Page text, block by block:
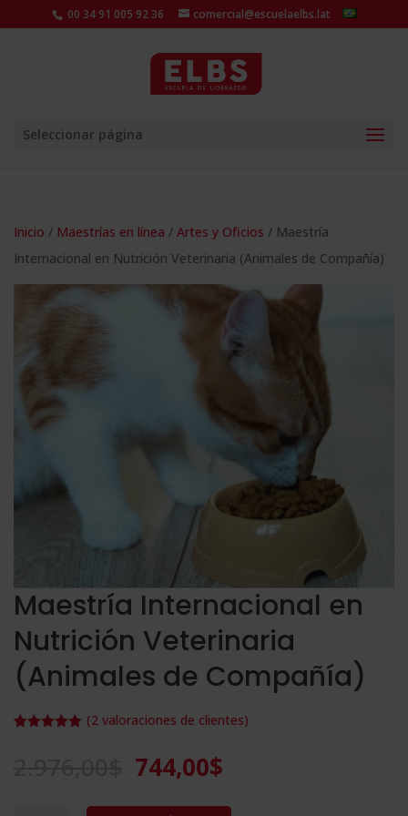
00 34 91 005 92 36 comercial@escuelaelbs.lat
Seleccionar página
Inicio / Maestrías en línea / Artes y Oficios / Maestría
Internacional en Nutrición Veterinaria (Animales de Compañía)
Maestría Internacional en
Nutrición Veterinaria
(Animales de Compañía)
(2valoraciones de clientes)
El
744,00$